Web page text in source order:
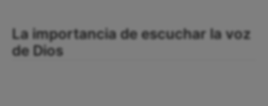
La importancia de escuchar la voz
de Dios